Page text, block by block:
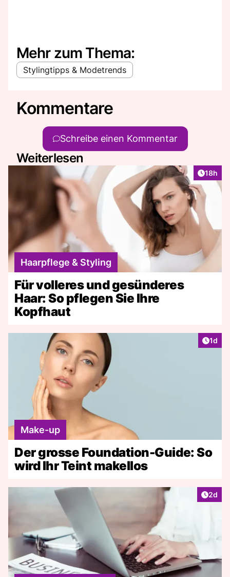
Mehr zum Thema:
Stylingtipps & Modetrends
Kommentare
Schreibe einen Kommentar
Weiterlesen
Artikel
18h
Haarpflege & Styling
Für volleres und gesünderes
Haar: So pflegen Sie Ihre
Kopfhaut
1d
Make-up
Der grosse Foundation-Guide: So
wird Ihr Teint makellos
2d